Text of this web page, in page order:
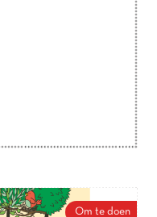
Om te doen